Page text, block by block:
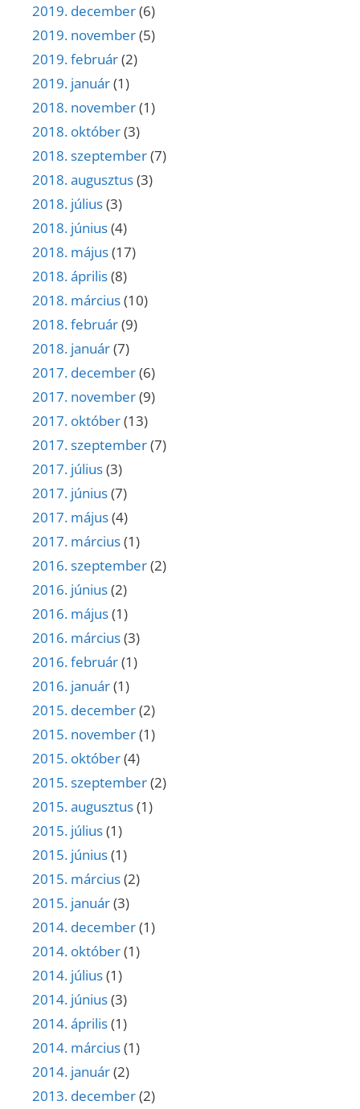
2019. december(6)
2019. november(5)
2019. február(2)
2019. január(1)
2018. november(1)
2018. október(3)
2018. szeptember(7)
2018. augusztus(3)
2018. július(3)
2018. június(4)
2018. május(17)
2018. április(8)
2018. március(10)
2018. február(9)
2018. január(7)
2017. december(6)
2017. november(9)
2017. október(13)
2017. szeptember(7)
2017. július(3)
2017. június(7)
2017. május(4)
2017. március(1)
2016. szeptember(2)
2016. június(2)
2016. május(1)
2016. március(3)
2016. február(1)
2016. január(1)
2015. december(2)
2015. november(1)
2015. október(4)
2015. szeptember(2)
2015. augusztus(1)
2015. július(1)
2015. június(1)
2015. március(2)
2015. január(3)
2014. december(1)
2014. október(1)
2014. július(1)
2014. június(3)
2014. április(1)
2014. március(1)
2014. január(2)
2013. december(2)